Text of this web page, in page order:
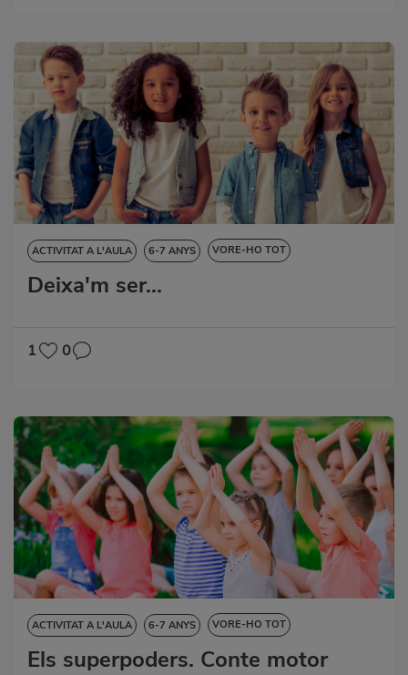
ACTIVITAT A L'AULA 6-7 ANYS VORE-HO TOT
CIÈNCIES DE LA NATURALESA
Deixa'm ser...
1 0
ACTIVITAT A L'AULA 6-7 ANYS VORE-HO TOT
CIÈNCIES DE LA NATURALESA
DESTRESES LINGÜÍSTIQUES
Els superpoders. Conte motor